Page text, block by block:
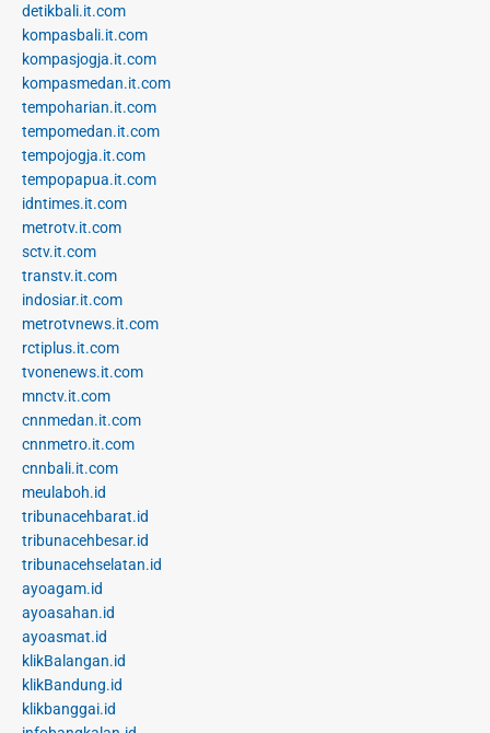
detikbali.it.com
kompasbali.it.com
kompasjogja.it.com
kompasmedan.it.com
tempoharian.it.com
tempomedan.it.com
tempojogja.it.com
tempopapua.it.com
idntimes.it.com
metrotv.it.com
sctv.it.com
transtv.it.com
indosiar.it.com
metrotvnews.it.com
rctiplus.it.com
tvonenews.it.com
mnctv.it.com
cnnmedan.it.com
cnnmetro.it.com
cnnbali.it.com
meulaboh.id
tribunacehbarat.id
tribunacehbesar.id
tribunacehselatan.id
ayoagam.id
ayoasahan.id
ayoasmat.id
klikBalangan.id
klikBandung.id
klikbanggai.id